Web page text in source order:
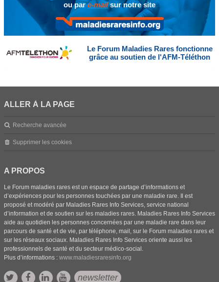
ou pare-mailsur notre site
Le Forum Maladies Rares fonctionne
grâce au soutien de l'AFM-Téléthon
ALLER À LA PAGE
Recherche avancée
Supprimer les cookies
A PROPOS
Le Forum maladies rares est un espace de partage d’informations et
d’expériences pour les personnes touchées par une maladie rare. Il est
proposé et modéré par Maladies Rares Info Services, service national
d’information et de soutien sur les maladies rares. Maladies Rares Info Services
aide au quotidien les personnes concernées par une maladie rare dans leur
parcours de santé et de vie, par téléphone, mail, sur le Forum maladies rares et
sur les réseaux sociaux. Maladies Rares Info Services oriente aussi les
professionnels de santé et du secteur médico-social.
Plus d’informations : www.maladiesraresinfo.org
newsletter